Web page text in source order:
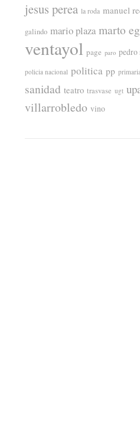
jesus perea la roda manuel
galindo mario plaza marto
ventayol page paro pedro
policia nacional politica pp
sanidad teatro trasvase ugt
villarrobledo vino